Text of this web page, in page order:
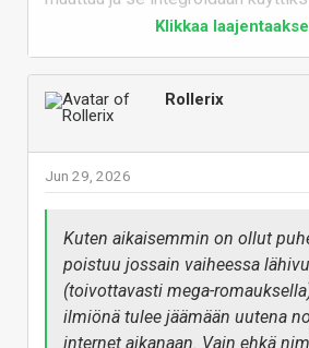
AI on liian hyödyllinen monilla
saataisiin sullottua takaisin
Ja kuten on ollut puhetta, AI
mittakaavassa näillä näkymin ei
aletaan paremman luokan
ja edullisia XPU:ta samalla tavalla
Ja siten muistin määrän tarve on
lisääntynyt. Ei ehkä nopeus
koska hitaampikin kone pyörittää
keskusmuistista mutta jos
Klikkaa
Rollerix
Jun 29, 2026
Kuten aikaisemmin on ollut
poistuu jossain vaiheessa
(toivottavasti mega-
ilmiönä tulee jäämään uutena
internet aikanaan. Vain ehkä